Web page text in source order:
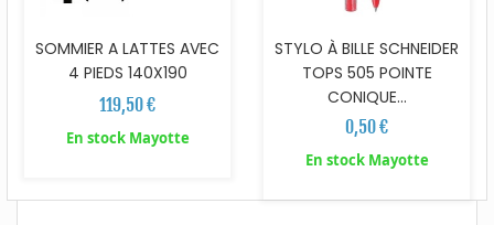
SOMMIER A LATTES AVEC
4 PIEDS 140X190
119,50 €
En stock Mayotte
STYLO À BILLE SCHNEIDER
TOPS 505 POINTE
CONIQUE...
0,50 €
En stock Mayotte